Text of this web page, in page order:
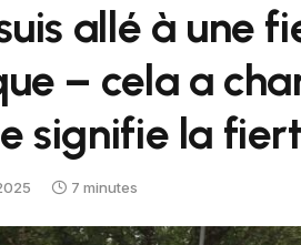
allé à une
– cela a
signifie la
7 minutes